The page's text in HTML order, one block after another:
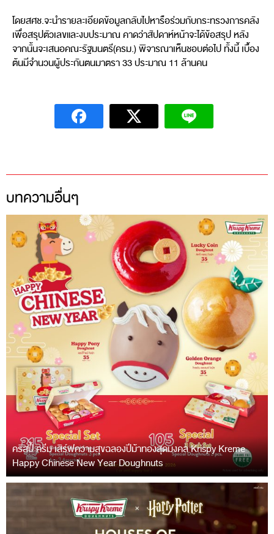
โดยสศช.จะนำรายละเอียดข้อมูลกลับไปหารือร่วมกับกระทรวงการคลัง
เพื่อสรุปตัวเลขและงบประมาณ คาดว่าสัปดาห์หน้าจะได้ข้อสรุป หลัง
จากนั้นจะเสนอคณะรัฐมนตรี(ครม.) พิจารณาเห็นชอบต่อไป ทั้งนี้ เบื้อง
ต้นมีจำนวนผู้ประกันตนมาตรา 33 ประมาณ 11 ล้านคน
บทความอื่นๆ
คริสปี้ ครีม เสิร์ฟความสุขฉลองปีม้าทองสุดมงคล Krispy Kreme
Happy Chinese New Year Doughnuts